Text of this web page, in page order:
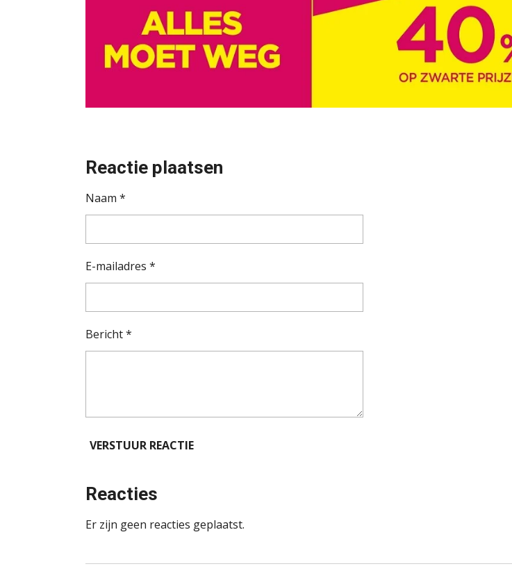
Reactie plaatsen
Naam *
E-mailadres *
Bericht *
VERSTUUR REACTIE
Reacties
Er zijn geen reacties geplaatst.